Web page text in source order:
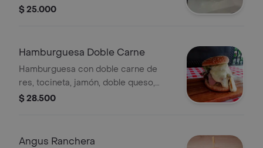
tomate, ripio de papa, pan artesanal y
$ 25.000
Hamburguesa Doble Carne
Hamburguesa con doble carne de
res, tocineta, jamón, doble queso,
lechuga, tomate, ripio de papa, pan
$ 28.500
Angus Ranchera